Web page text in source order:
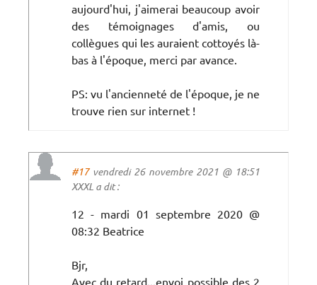
aujourd'hui, j'aimerai beaucoup avoir
des témoignages d'amis, ou
collègues qui les auraient cottoyés là-
bas à l'époque, merci par avance.
PS: vu l'ancienneté de l'époque, je ne
trouve rien sur internet !
#17vendredi 26 novembre 2021 @ 18:51
XXXL a dit :
12 - mardi 01 septembre 2020 @
08:32 Beatrice
Bjr,
Avec du retard...envoi possible des 2